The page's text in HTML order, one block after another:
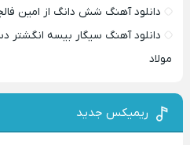
دانلود آهنگ شش دانگ از امین
دانلود آهنگ سیگار بیسه انگشتر
مولاد
ریمیکس جدید